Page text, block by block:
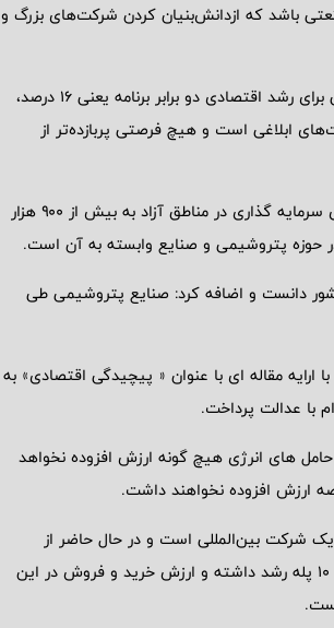
باشد که ازدانش‌بنیان کردن شرکت‌های بزرگ و
آقا محمدی، موقعیت ایران در برنامه هفتم توسعه را فرصت مناسبی برای رشد اقتصادی دو برابر برنامه یعنی ۱۶ درصد،
ابلاغی است و هیچ فرصتی پربازده‌تر از
دبیر شورای عالی مناطق آزاد کشور نیز با بیان اینکه ارزش بسته‌های سرمایه گذاری در مناطق آزاد به بیش از ۹۰۰ هزار
حوزه پتروشیمی و صنایع وابسته به آن است.
دانست و اضافه کرد: صنایع پتروشیمی طی
مقاله ای با عنوان « پیچیدگی اقتصادی» به
با عدالت پرداخت.
های انرژی هیچ گونه ارزش افزوده نخواهد
ارزش افزوده نخواهند داشت.
شرکت بین‌المللی است و در حال حاضر از
رتبه‌ی۳۷ به رتبه‌ی ۲۷ در بین ۱۰۰ شرکت برتر جهان رسیده است و ۱۰ پله رشد داشته و ارزش خرید و فروش در این